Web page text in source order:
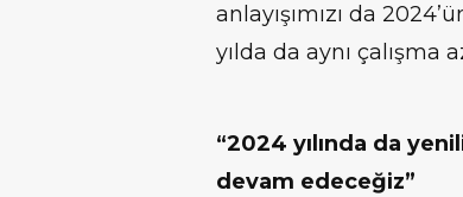
anlayışımızı da
yılda da aynı
“2024 yılında da y
devam edeceğiz”